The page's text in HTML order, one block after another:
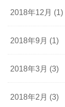
2018年12月 (1)
2018年9月 (1)
2018年3月 (3)
2018年2月 (3)